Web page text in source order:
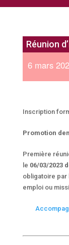
Réunion
6 mars
Inscription
Promotion
Première
le 06/03/2023
obligatoire
emploi ou